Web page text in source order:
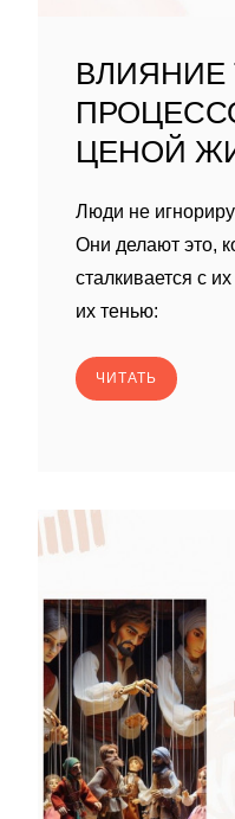
ВЛИЯНИЕ
ЦЕНОЙ
Люди не
Они делают это,
сталкивается с
их тенью:
ЧИТАТЬ